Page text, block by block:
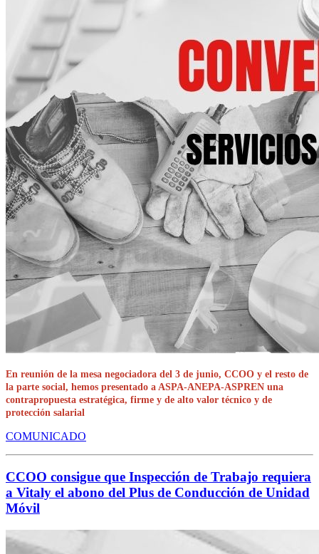
En reunión de la mesa negociadora del 3 de junio, CCOO y el resto de
la parte social, hemos presentado a ASPA-ANEPA-ASPREN una
contrapropuesta estratégica, firme y de alto valor técnico y de
protección salarial
COMUNICADO
CCOO consigue que Inspección de Trabajo requiera
a Vitaly el abono del Plus de Conducción de Unidad
Móvil